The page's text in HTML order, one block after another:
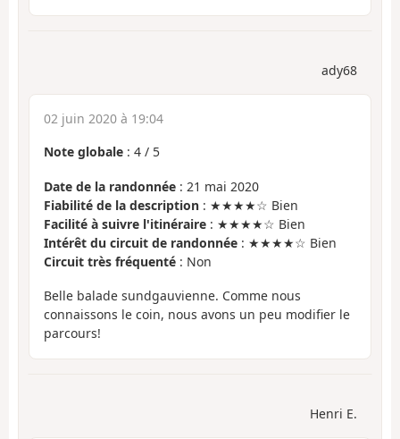
ady68
02 juin 2020 à 19:04
Note globale : 4 / 5
Date de la randonnée : 21 mai 2020
Fiabilité de la description : ★★★★☆ Bien
Facilité à suivre l'itinéraire : ★★★★☆ Bien
Intérêt du circuit de randonnée : ★★★★☆ Bien
Circuit très fréquenté : Non
Belle balade sundgauvienne. Comme nous
connaissons le coin, nous avons un peu modifier le
parcours!
Henri E.